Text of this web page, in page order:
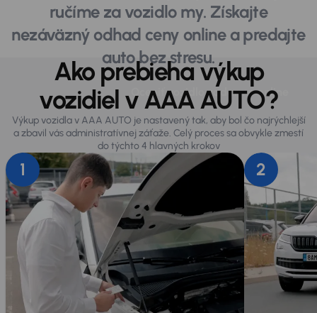
ručíme za vozidlo my. Získajte
nezáväzný odhad ceny online a predajte
auto bez stresu.
Ako prebieha
výkup
Oceniť vozidlo zadarmo online
Ako prebieha výkup
vozidiel v AAA AUTO?
Výkup vozidla v AAA AUTO je nastavený tak, aby bol čo najrýchlejší
a zbavil vás administratívnej záťaže. Celý proces sa obvykle zmestí
do týchto 4 hlavných krokov
1 2